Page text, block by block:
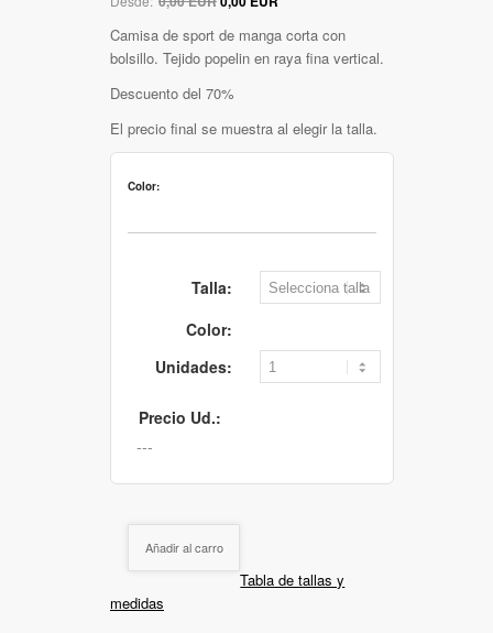
Camisa de sport de manga corta con
bolsillo. Tejido popelin en raya fina vertical.
Descuento del 70%
El precio final se muestra al elegir la talla.
Color:
Talla:
Color:
Unidades:
Precio Ud.:
Añadir al carro
Tabla de tallas y
medidas